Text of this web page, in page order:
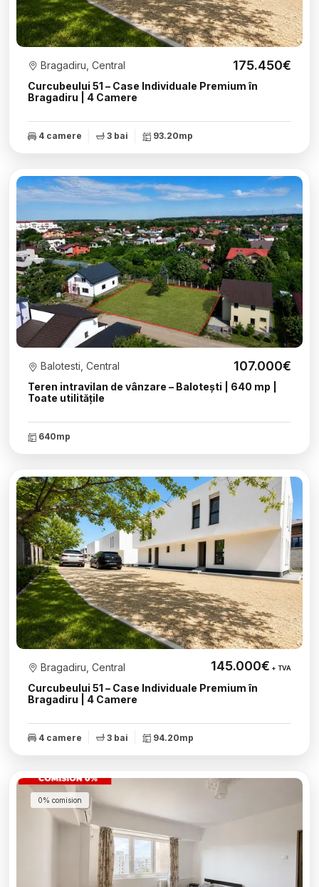
Curcubeului 51 – Case Individuale Premium în
Bragadiru | 4 Camere
Bragadiru, Central 175.450€
4 camere 3 bai 93.20mp
Teren intravilan de vânzare – Balotești | 640 mp |
Toate utilitățile
Balotesti, Central 107.000€
640mp
Curcubeului 51 – Case Individuale Premium în
Bragadiru | 4 Camere
Bragadiru, Central 145.000€ + TVA
4 camere 3 bai 94.20mp
0% comision